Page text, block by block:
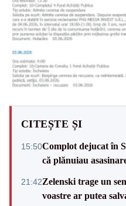
CITEȘTE ȘI
15:50Complot dejucat în
că plănuiau
21:42Zelenski trage un
voastre ar putea